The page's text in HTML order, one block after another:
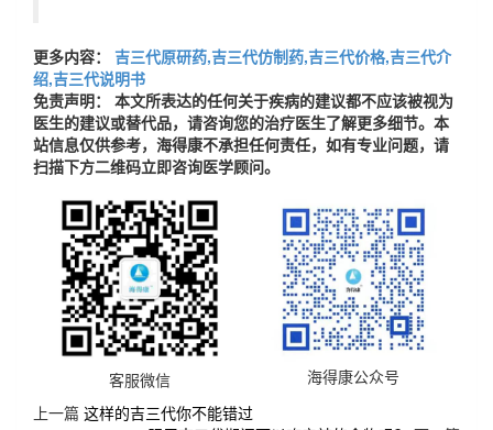
更多内容：
吉三代原研药,吉三代仿制药,吉三代价格,吉三代介
绍,吉三代说明书
免责声明： 本文所表达的任何关于疾病的建议都不应该被视为
医生的建议或替代品，请咨询您的治疗医生了解更多细节。本
站信息仅供参考，海得康不承担任何责任，如有专业问题，请
扫描下方二维码立即咨询医学顾问。
客服微信
海得康公众号
上一篇 这样的吉三代你不能错过